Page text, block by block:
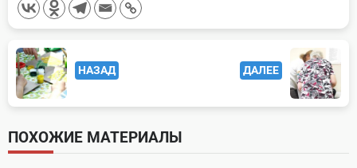
<span
class="nav-
subtitle
screen-
reader-
НАЗАД ДАЛЕЕ
ПОХОЖИЕ МАТЕРИАЛЫ